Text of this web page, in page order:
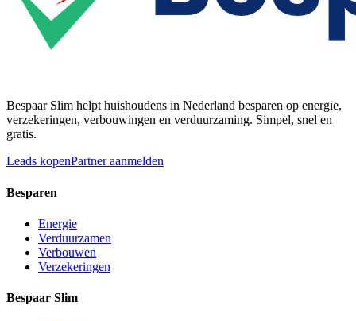
Bespaar Slim helpt huishoudens in Nederland besparen op energie,
verzekeringen, verbouwingen en verduurzaming. Simpel, snel en
gratis.
Leads kopenPartner aanmelden
Besparen
Energie
Verduurzamen
Verbouwen
Verzekeringen
Bespaar Slim